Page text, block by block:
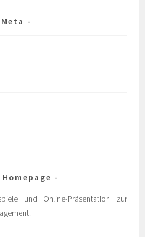
Meta
Homepage
und Online-Präsentation zur